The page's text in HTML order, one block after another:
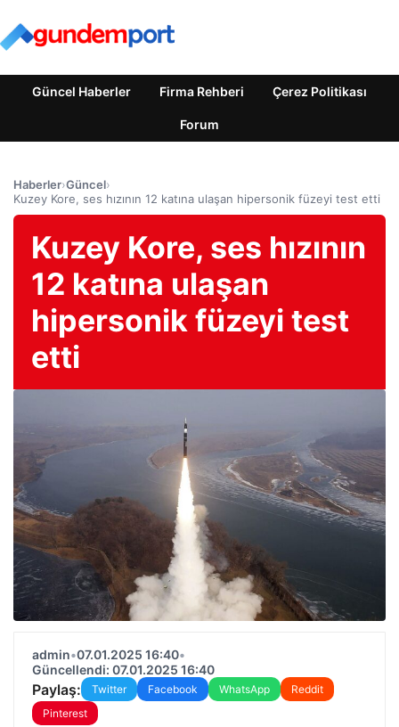
Güncel Haberler Firma Rehberi Çerez Politikası
Forum
Haberler›Güncel›
Kuzey Kore, ses hızının 12 katına ulaşan hipersonik füzeyi test etti
Kuzey Kore, ses hızının
12 katına ulaşan
hipersonik füzeyi test
etti
admin•07.01.2025 16:40•
Güncellendi: 07.01.2025 16:40
Paylaş: Twitter Facebook WhatsApp
Reddit
Pinterest